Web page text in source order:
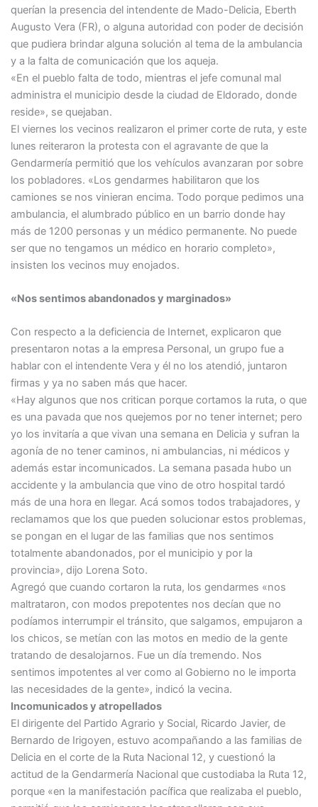
querían la presencia del intendente de Mado-Delicia, Eberth
Augusto Vera (FR), o alguna autoridad con poder de decisión
que pudiera brindar alguna solución al tema de la ambulancia
y a la falta de comunicación que los aqueja.
«En el pueblo falta de todo, mientras el jefe comunal mal
administra el municipio desde la ciudad de Eldorado, donde
reside», se quejaban.
El viernes los vecinos realizaron el primer corte de ruta, y este
lunes reiteraron la protesta con el agravante de que la
Gendarmería permitió que los vehículos avanzaran por sobre
los pobladores. «Los gendarmes habilitaron que los
camiones se nos vinieran encima. Todo porque pedimos una
ambulancia, el alumbrado público en un barrio donde hay
más de 1200 personas y un médico permanente. No puede
ser que no tengamos un médico en horario completo»,
insisten los vecinos muy enojados.
«Nos sentimos abandonados y marginados»
Con respecto a la deficiencia de Internet, explicaron que
presentaron notas a la empresa Personal, un grupo fue a
hablar con el intendente Vera y él no los atendió, juntaron
firmas y ya no saben más que hacer.
«Hay algunos que nos critican porque cortamos la ruta, o que
es una pavada que nos quejemos por no tener internet; pero
yo los invitaría a que vivan una semana en Delicia y sufran la
agonía de no tener caminos, ni ambulancias, ni médicos y
además estar incomunicados. La semana pasada hubo un
accidente y la ambulancia que vino de otro hospital tardó
más de una hora en llegar. Acá somos todos trabajadores, y
reclamamos que los que pueden solucionar estos problemas,
se pongan en el lugar de las familias que nos sentimos
totalmente abandonados, por el municipio y por la
provincia», dijo Lorena Soto.
Agregó que cuando cortaron la ruta, los gendarmes «nos
maltrataron, con modos prepotentes nos decían que no
podíamos interrumpir el tránsito, que salgamos, empujaron a
los chicos, se metían con las motos en medio de la gente
tratando de desalojarnos. Fue un día tremendo. Nos
sentimos impotentes al ver como al Gobierno no le importa
las necesidades de la gente», indicó la vecina.
Incomunicados y atropellados
El dirigente del Partido Agrario y Social, Ricardo Javier, de
Bernardo de Irigoyen, estuvo acompañando a las familias de
Delicia en el corte de la Ruta Nacional 12, y cuestionó la
actitud de la Gendarmería Nacional que custodiaba la Ruta 12,
porque «en la manifestación pacífica que realizaba el pueblo,